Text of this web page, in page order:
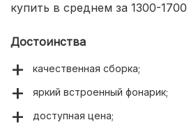
купить в среднем за 1300-1700
Достоинства
качественная сборка;
яркий встроенный фонарик;
доступная цена;